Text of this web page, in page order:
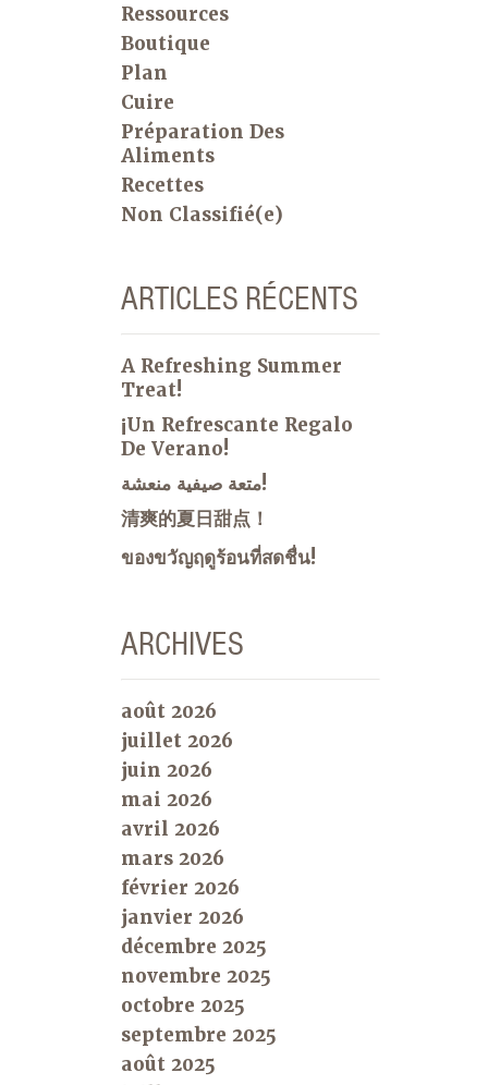
Ressources
Boutique
Plan
Cuire
Préparation Des
Aliments
Recettes
Non Classifié(e)
ARTICLES RÉCENTS
A Refreshing Summer
Treat!
¡Un Refrescante Regalo
De Verano!
متعة صيفية منعشة!
清爽的夏日甜点！
ของขวัญฤดูร้อนที่สดชื่น!
ARCHIVES
août 2026
juillet 2026
juin 2026
mai 2026
avril 2026
mars 2026
février 2026
janvier 2026
décembre 2025
novembre 2025
octobre 2025
septembre 2025
août 2025